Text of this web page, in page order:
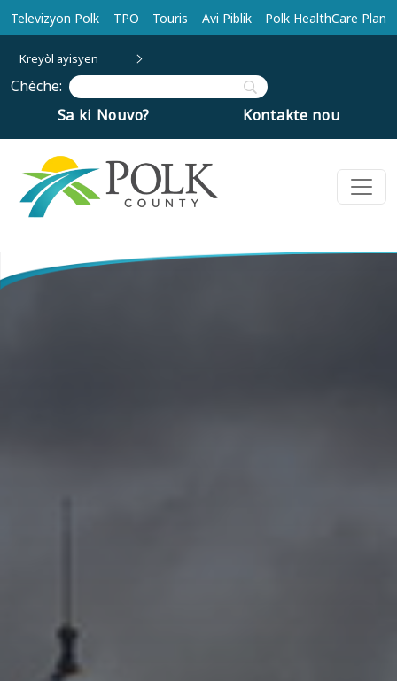
Ale nan kontni prensipal la
Televizyon Polk TPO Touris Avi Piblik Polk HealthCare Plan
Kreyòl ayisyen
Chèche:
Sa ki Nouvo?
Kontakte nou